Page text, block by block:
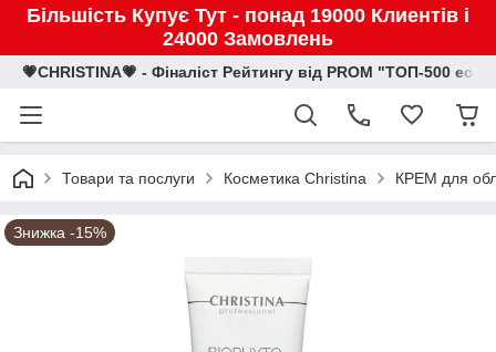
Більшість Купує Тут - понад 19000 Клиентів і
24000 Замовлень
💗CHRISTINA💗 - Фіналіст Рейтингу від PROM "ТОП-500
Товари та послуги Косметика Christina КРЕМ для
Знижка -15%